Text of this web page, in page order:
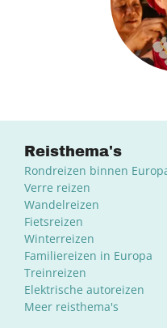
Reisthema's
Rondreizen binnen
Verre reizen
Wandelreizen
Fietsreizen
Winterreizen
Familiereizen in Europa
Treinreizen
Elektrische autoreizen
Meer reisthema's